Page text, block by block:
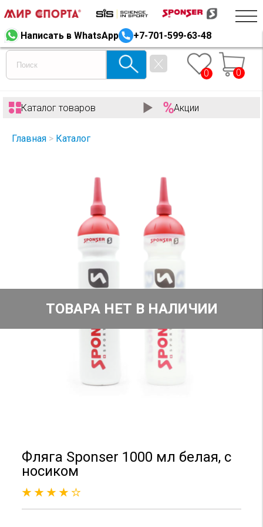
Написать в WhatsApp +7-701-599-63-48
0 0
Каталог товаров Акции
Главная > Каталог
ТОВАРА НЕТ В НАЛИЧИИ
Фляга Sponser 1000 мл белая, с
носиком